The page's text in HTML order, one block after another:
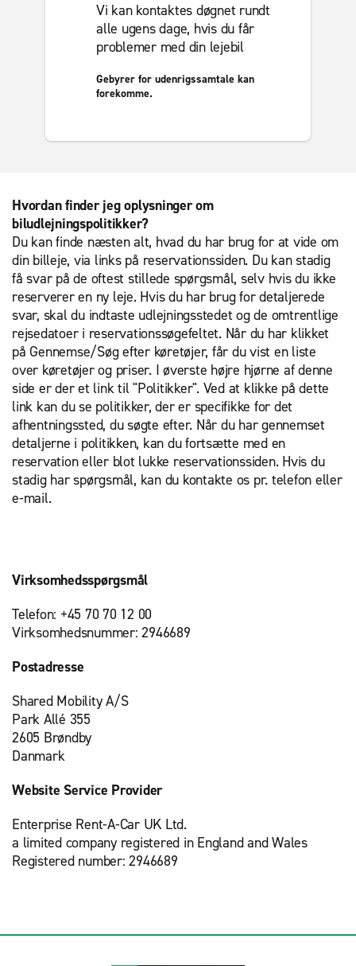
Vi kan kontaktes døgnet rundt
alle ugens dage, hvis du får
problemer med din lejebil
Gebyrer for udenrigssamtale kan
forekomme.
Hvordan finder jeg oplysninger om
biludlejningspolitikker?
Du kan finde næsten alt, hvad du har brug for at vide om
din billeje, via links på reservationssiden. Du kan stadig
få svar på de oftest stillede spørgsmål, selv hvis du ikke
reserverer en ny leje. Hvis du har brug for detaljerede
svar, skal du indtaste udlejningsstedet og de omtrentlige
rejsedatoer i reservationssøgefeltet. Når du har klikket
på Gennemse/Søg efter køretøjer, får du vist en liste
over køretøjer og priser. I øverste højre hjørne af denne
side er der et link til "Politikker". Ved at klikke på dette
link kan du se politikker, der er specifikke for det
afhentningssted, du søgte efter. Når du har gennemset
detaljerne i politikken, kan du fortsætte med en
reservation eller blot lukke reservationssiden. Hvis du
stadig har spørgsmål, kan du kontakte os pr. telefon eller
e-mail.
Virksomhedsspørgsmål
Telefon: +45 70 70 12 00
Virksomhedsnummer: 2946689
Postadresse
Shared Mobility A/S
Park Allé 355
2605 Brøndby
Danmark
Website Service Provider
Enterprise Rent-A-Car UK Ltd.
a limited company registered in England and Wales
Registered number: 2946689